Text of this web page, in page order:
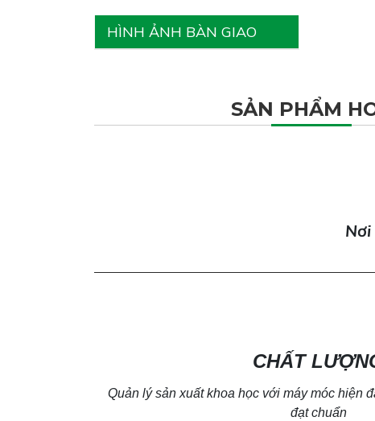
HÌNH ẢNH BÀN GIAO
SẢN PHẨM
CHẤT
Quản lý sản xuất khoa học với máy móc hiện
đạt chuẩn